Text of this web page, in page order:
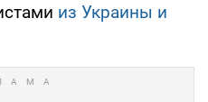
из Украины и